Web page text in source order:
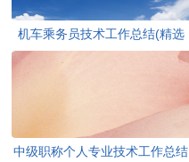
机车乘务员技术工作总结(精选
多篇)[本文共5678字]
中级职称个人专业技术工作总结